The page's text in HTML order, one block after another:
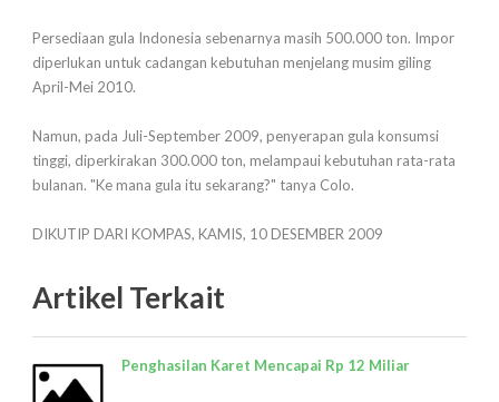
Persediaan gula Indonesia sebenarnya masih 500.000 ton. Impor
diperlukan untuk cadangan kebutuhan menjelang musim giling
April-Mei 2010.
Namun, pada Juli-September 2009, penyerapan gula konsumsi
tinggi, diperkirakan 300.000 ton, melampaui kebutuhan rata-rata
bulanan. "Ke mana gula itu sekarang?" tanya Colo.
DIKUTIP DARI KOMPAS, KAMIS, 10 DESEMBER 2009
Artikel Terkait
Penghasilan Karet Mencapai Rp 12 Miliar